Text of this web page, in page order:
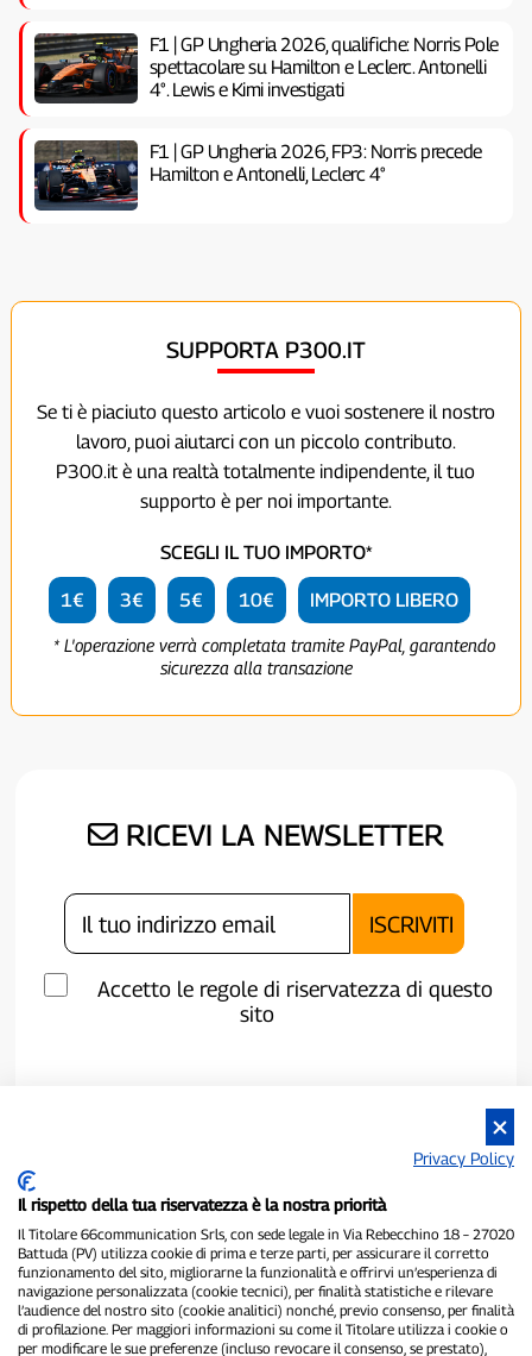
F1 | GP Ungheria 2026, qualifiche: Norris Pole
spettacolare su Hamilton e Leclerc. Antonelli
4°. Lewis e Kimi investigati
F1 | GP Ungheria 2026, FP3: Norris precede
Hamilton e Antonelli, Leclerc 4°
SUPPORTA P300.IT
Se ti è piaciuto questo articolo e vuoi sostenere il nostro
lavoro, puoi aiutarci con un piccolo contributo.
P300.it è una realtà totalmente indipendente, il tuo
supporto è per noi importante.
SCEGLI IL TUO IMPORTO*
1€ 3€ 5€ 10€ IMPORTO LIBERO
* L'operazione verrà completata tramite PayPal, garantendo
sicurezza alla transazione
RICEVI LA NEWSLETTER
Accetto le regole di riservatezza di questo
sito
P300.it è una Testata Giornalistica indipendente
Registrazione numero 1/2021 del 1/2/2021 - Tribunale di Pavia
Privacy Policy
Il rispetto della tua riservatezza è la nostra priorità
Il Titolare 66communication Srls, con sede legale in Via Rebecchino 18 – 27020
Battuda (PV) utilizza cookie di prima e terze parti, per assicurare il corretto
funzionamento del sito, migliorarne la funzionalità e offrirvi un’esperienza di
navigazione personalizzata (cookie tecnici), per finalità statistiche e rilevare
l’audience del nostro sito (cookie analitici) nonché, previo consenso, per finalità
di profilazione. Per maggiori informazioni su come il Titolare utilizza i cookie o
per modificare le sue preferenze (incluso revocare il consenso, se prestato),